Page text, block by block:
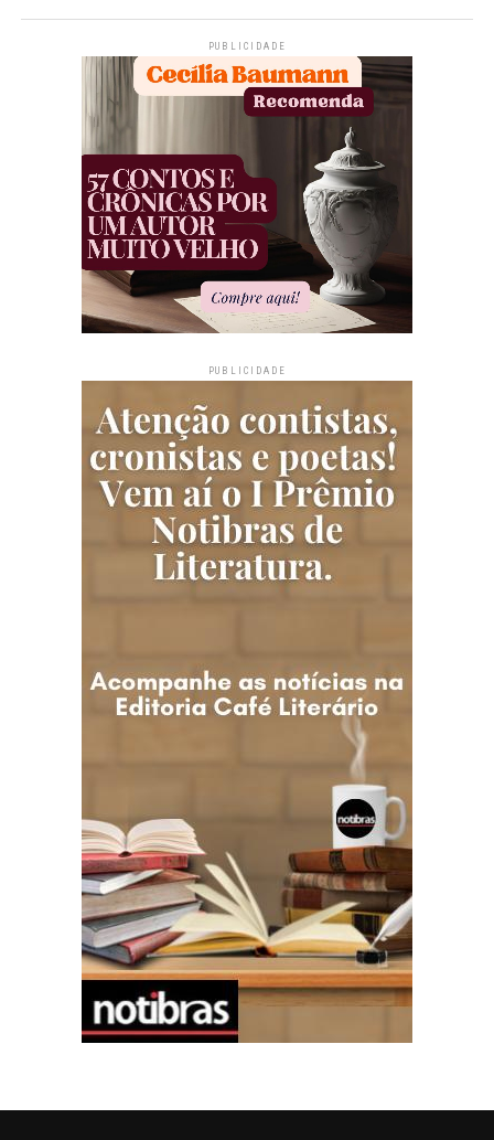
PUBLICIDADE
PUBLICIDADE